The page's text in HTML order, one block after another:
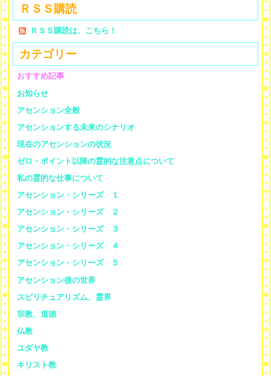
ＲＳＳ購読
ＲＳＳ購読は、こちら！
カテゴリー
おすすめ記事
お知らせ
アセンション全般
アセンションする未来のシナリオ
現在のアセンションの状況
ゼロ・ポイント以降の霊的な注意点について
私の霊的な仕事について
アセンション・シリーズ １
アセンション・シリーズ ２
アセンション・シリーズ ３
アセンション・シリーズ ４
アセンション・シリーズ ５
アセンション後の世界
スピリチュアリズム、霊界
宗教、道徳
仏教
ユダヤ教
キリスト教